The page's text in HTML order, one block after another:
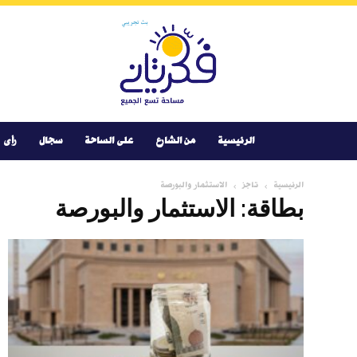
الرئيسية من الشارع على الساحة سجال رأى
الرئيسية تاجز الاستثمار والبورصة
بطاقة: الاستثمار والبورصة